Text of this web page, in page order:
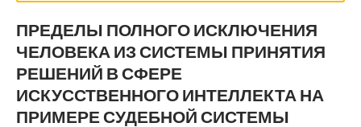
ПРЕДЕЛЫ ПОЛНОГО ИСКЛЮЧЕНИЯ
ЧЕЛОВЕКА ИЗ СИСТЕМЫ ПРИНЯТИЯ
РЕШЕНИЙ В СФЕРЕ
ИСКУССТВЕННОГО ИНТЕЛЛЕКТА НА
ПРИМЕРЕ СУДЕБНОЙ СИСТЕМЫ